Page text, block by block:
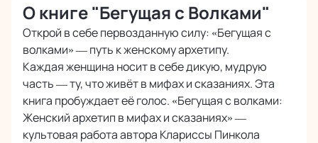
Международная доставка почтой
Точная стоимость расчитывается при оформлении заказа
Оплата
Наличными или картой курьеру при получении
Безопасная оплата банковскими картами
О книге "Бегущая с Волками"
Открой в себе первозданную силу: «Бегущая с
волками» — путь к женскому архетипу.
Каждая женщина носит в себе дикую, мудрую
часть — ту, что живёт в мифах и сказаниях. Эта
книга пробуждает её голос. «Бегущая с волками:
Женский архетип в мифах и сказаниях» —
культовая работа автора Клариссы Пинкола